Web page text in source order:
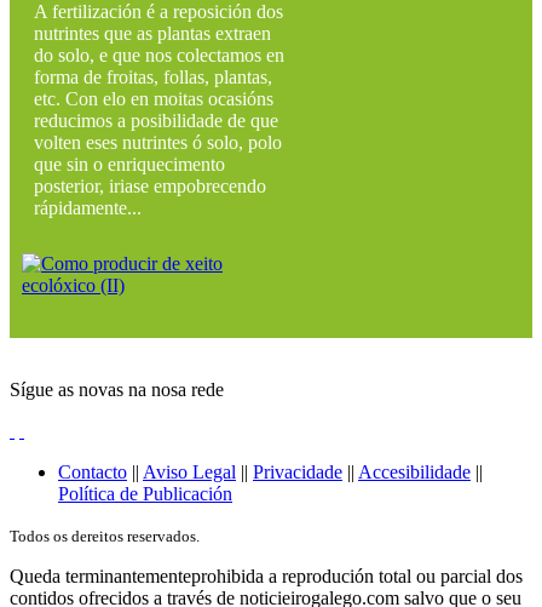
A fertilización é a reposición dos
nutrintes que as plantas extraen
do solo, e que nos colectamos en
forma de froitas, follas, plantas,
etc. Con elo en moitas ocasións
reducimos a posibilidade de que
volten eses nutrintes ó solo, polo
que sin o enriquecimento
posterior, iriase empobrecendo
rápidamente...
Sígue as novas na nosa rede
Contacto || Aviso Legal || Privacidade || Accesibilidade ||
Política de Publicación
Todos os dereitos reservados.
Queda terminantementeprohibida a reprodución total ou parcial dos
contidos ofrecidos a través de noticieirogalego.com salvo que o seu